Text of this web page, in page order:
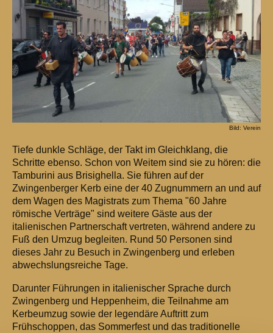
Bild: Verein
Tiefe dunkle Schläge, der Takt im Gleichklang, die
Schritte ebenso. Schon von Weitem sind sie zu hören: die
Tamburini aus Brisighella. Sie führen auf der
Zwingenberger Kerb eine der 40 Zugnummern an und auf
dem Wagen des Magistrats zum Thema "60 Jahre
römische Verträge" sind weitere Gäste aus der
italienischen Partnerschaft vertreten, während andere zu
Fuß den Umzug begleiten. Rund 50 Personen sind
dieses Jahr zu Besuch in Zwingenberg und erleben
abwechslungsreiche Tage.
Darunter Führungen in italienischer Sprache durch
Zwingenberg und Heppenheim, die Teilnahme am
Kerbeumzug sowie der legendäre Auftritt zum
Frühschoppen, das Sommerfest und das traditionelle